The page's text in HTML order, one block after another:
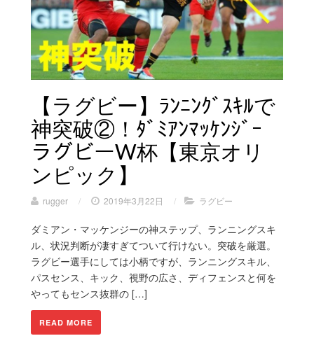
【ラグビー】ﾗﾝﾆﾝｸﾞｽｷﾙで
神突破②！ﾀﾞﾐｱﾝﾏｯｹﾝｼﾞｰ
ラグビーW杯【東京オリ
ンピック】
rugger / 2019年3月22日 / ラグビー
ダミアン・マッケンジーの神ステップ、ランニングスキ
ル、状況判断が凄すぎてついて行けない。突破を厳選。
ラグビー選手にしては小柄ですが、ランニングスキル、
パスセンス、キック、視野の広さ、ディフェンスと何を
やってもセンス抜群の […]
READ MORE